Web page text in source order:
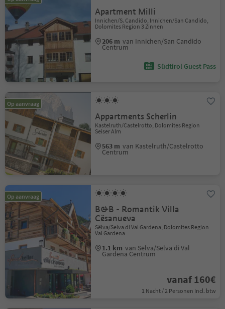
Apartment Milli
Innichen/S. Candido, Innichen/San Candido,
Dolomites Region 3 Zinnen
206 m van Innichen/San Candido
Centrum
Südtirol Guest Pass
Op aanvraag
Appartments Scherlin
Kastelruth/Castelrotto, Dolomites Region
Seiser Alm
563 m van Kastelruth/Castelrotto
Centrum
Op aanvraag
B&B - Romantik Villa
Cësanueva
Sëlva/Selva di Val Gardena, Dolomites Region
Val Gardena
1.1 km van Sëlva/Selva di Val
Gardena Centrum
vanaf 160€
1 Nacht / 2 Personen Incl. btw